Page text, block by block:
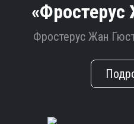
Фростерус Жан